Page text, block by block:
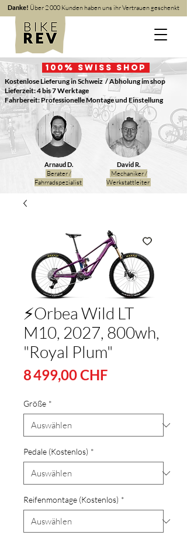
Danke! Über 2 000 Kunden haben uns ihr Vertrauen geschenkt
100 % Swiss Shop
Kostenlose Lieferung in Schweiz / Abholung im shop
Lieferzeit: 4 bis 7 Werktage
Fahrbereit: Professionelle Montage und Einstellung
Arnaud D.
Berater /
Fahrradspezialist
David R.
Mechaniker /
Werkstattleiter
⚡Orbea Wild LT
M10, 2027, 800wh,
"Royal Plum"
8 499,00 CHFPreis
Größe *
Pedale (Kostenlos) *
Reifenmontage (Kostenlos) *